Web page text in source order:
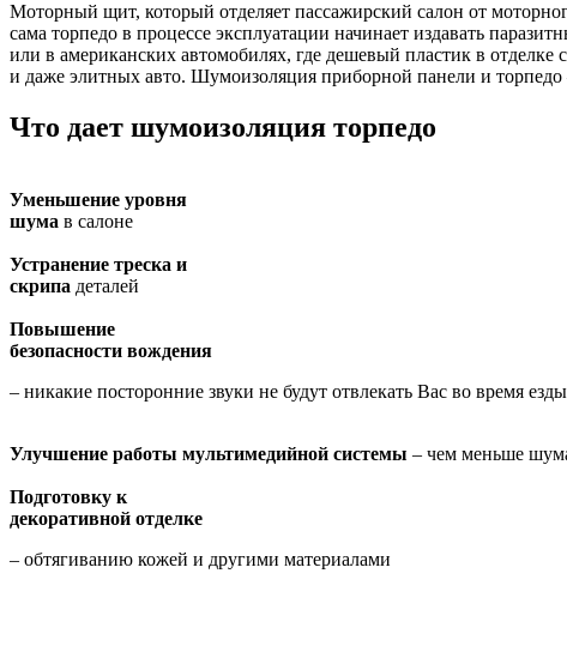
Моторный щит, который отделяет пассажирский салон от
сама торпедо в процессе эксплуатации начинает издавать
или в американских автомобилях, где дешевый пластик в
и даже элитных авто. Шумоизоляция приборной панели и
Что дает шумоизоляция торпедо
Уменьшение уровня
шума в салоне
Устранение треска и
скрипа деталей
Повышение
безопасности вождения
– никакие посторонние звуки не будут отвлекать Вас во время
Улучшение работы мультимедийной системы – чем меньше
Подготовку к
декоративной отделке
– обтягиванию кожей и другими материалами